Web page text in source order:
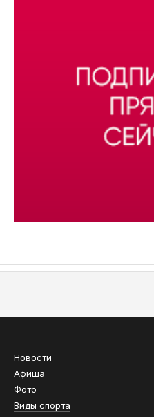
Новости
Афиша
Фото
Виды спорта